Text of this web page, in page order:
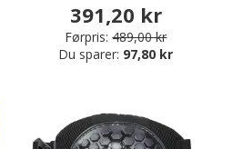
391,20 kr
Førpris: 489,00 kr
Du sparer: 97,80 kr